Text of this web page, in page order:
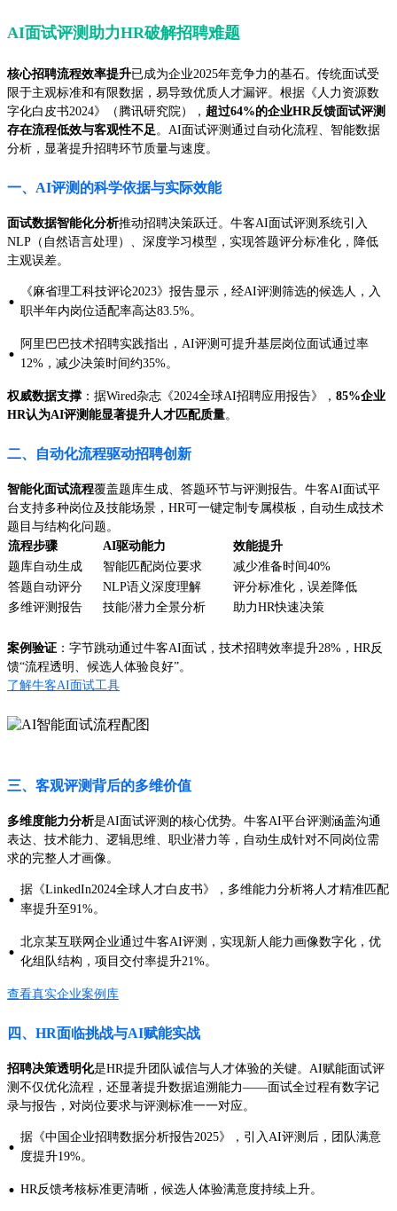
AI面试评测助力HR破解招聘难题
核心招聘流程效率提升已成为企业2025年竞争力的基石。传统面试受
限于主观标准和有限数据，易导致优质人才漏评。根据《人力资源数
字化白皮书2024》（腾讯研究院）， 超过64%的企业HR反馈面试评测
存在流程低效与客观性不足。AI面试评测通过自动化流程、智能数据
分析，显著提升招聘环节质量与速度。
一、AI评测的科学依据与实际效能
面试数据智能化分析推动招聘决策跃迁。牛客AI面试评测系统引入
NLP（自然语言处理）、深度学习模型，实现答题评分标准化，降低
主观误差。
·
《麻省理工科技评论2023》报告显示，经AI评测筛选的候选人，入
职半年内岗位适配率高达83.5%。
· 阿里巴巴技术招聘实践指出，AI评测可提升基层岗位面试通过率
12%，减少决策时间约35%。
权威数据支撑 ：据Wired杂志《2024全球AI招聘应用报告》， 85%企业
HR认为AI评测能显著提升人才匹配质量。
二、自动化流程驱动招聘创新
智能化面试流程覆盖题库生成、答题环节与评测报告。牛客AI面试平
台支持多种岗位及技能场景，HR可一键定制专属模板，自动生成技术
题目与结构化问题。
流程步骤
AI驱动能力
效能提升
题库自动生成
智能匹配岗位要求
减少准备时间40%
答题自动评分
NLP语义深度理解
评分标准化，误差降低
多维评测报告
技能/潜力全景分析 助力HR快速决策
案例验证 ：字节跳动通过牛客AI面试，技术招聘效率提升28%，HR反
馈“流程透明、候选人体验良好”。
了解牛客AI面试工具
三、客观评测背后的多维价值
多维度能力分析是AI面试评测的核心优势。牛客AI平台评测涵盖沟通
表达、技术能力、逻辑思维、职业潜力等，自动生成针对不同岗位需
求的完整人才画像。
· 据《LinkedIn2024全球人才白皮书》，多维能力分析将人才精准匹配
率提升至91%。
· 北京某互联网企业通过牛客AI评测，实现新人能力画像数字化，优
化组队结构，项目交付率提升21%。
查看真实企业案例库
四、HR面临挑战与AI赋能实战
招聘决策透明化是HR提升团队诚信与人才体验的关键。AI赋能面试评
测不仅优化流程，还显著提升数据追溯能力——面试全过程有数字记
录与报告，对岗位要求与评测标准一一对应。
· 据《中国企业招聘数据分析报告2025》，引入AI评测后，团队满意
度提升19%。
· HR反馈考核标准更清晰，候选人体验满意度持续上升。